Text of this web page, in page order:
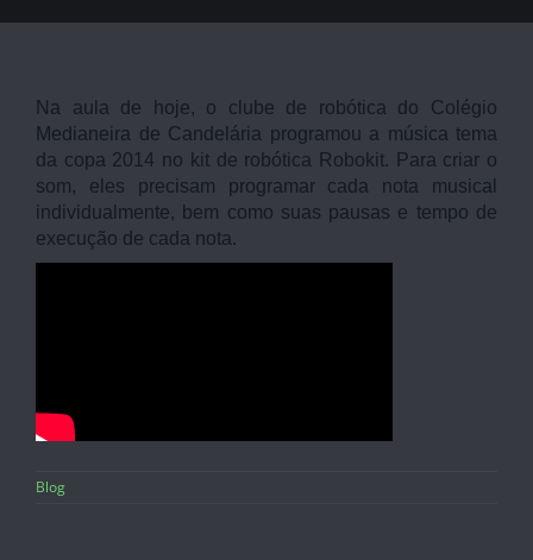
Na aula de hoje, o clube de robótica do Colégio
Medianeira de Candelária programou a música tema
da copa 2014 no kit de robótica Robokit. Para criar o
som, eles precisam programar cada nota musical
individualmente, bem como suas pausas e tempo de
execução de cada nota.
Blog